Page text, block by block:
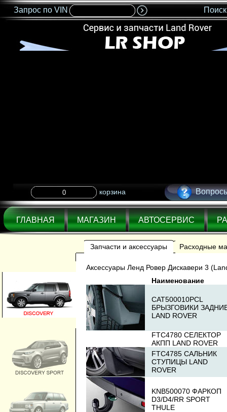
Запрос по VIN
ГЛАВНАЯ МАГАЗИН АВТОСЕРВИС
корзина
Запчасти и аксессуары Расходные
Аксессуары Ленд Ровер Дискавери 3
Наименование
CAT500010PCL
БРЫЗГОВИКИ
LAND ROVER
FTC4780 СЕЛЕКТОР
АКПП LAND ROVER
FTC4785 САЛЬНИК
СТУПИЦЫ LAND
ROVER
KNB500070 ФАРКОП
D3/D4/RR SPORT
THULE